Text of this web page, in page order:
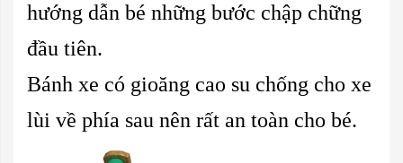
hướng dẫn bé những bước chập chững
đầu tiên.
Bánh xe có gioăng cao su chống cho xe
lùi về phía sau nên rất an toàn cho bé.